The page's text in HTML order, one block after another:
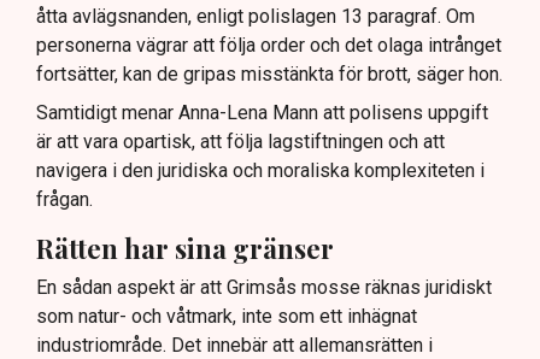
åtta avlägsnanden, enligt polislagen 13 paragraf. Om
personerna vägrar att följa order och det olaga intrånget
fortsätter, kan de gripas misstänkta för brott, säger hon.
Samtidigt menar Anna-Lena Mann att polisens uppgift
är att vara opartisk, att följa lagstiftningen och att
navigera i den juridiska och moraliska komplexiteten i
frågan.
Rätten har sina gränser
En sådan aspekt är att Grimsås mosse räknas juridiskt
som natur- och våtmark, inte som ett inhägnat
industriområde. Det innebär att allemansrätten i